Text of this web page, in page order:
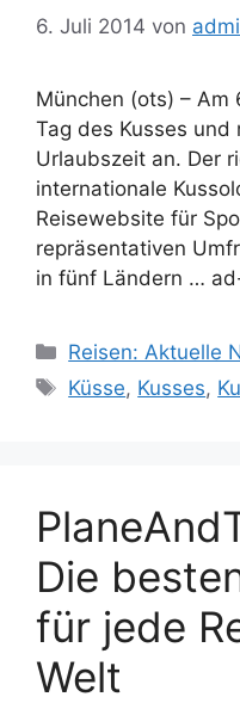
6. Juli 2014 von
München (ots) – Am
Tag des Kusses
Urlaubszeit an. Der
internationale
Reisewebsite für
repräsentativen
in fünf Ländern …
Kategorien
Reisen: Aktuelle
Schlagwörter
Küsse, Kusses,
Die
für jede
Welt